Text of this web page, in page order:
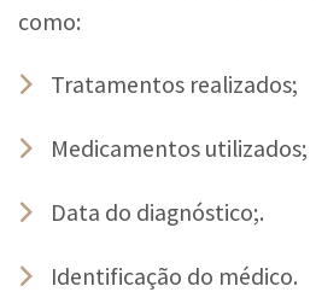
como:
Tratamentos realizados;
Medicamentos utilizados;
Data do diagnóstico;.
Identificação do médico.